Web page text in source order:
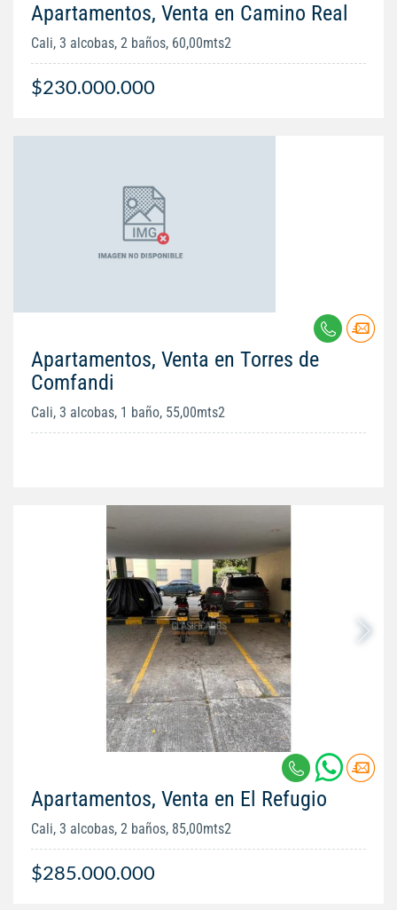
Apartamentos, Venta en Camino Real
Cali, 3 alcobas, 2 baños, 60,00mts2
$230.000.000
Apartamentos, Venta en Torres de
Comfandi
Cali, 3 alcobas, 1 baño, 55,00mts2
Apartamentos, Venta en El Refugio
Cali, 3 alcobas, 2 baños, 85,00mts2
$285.000.000